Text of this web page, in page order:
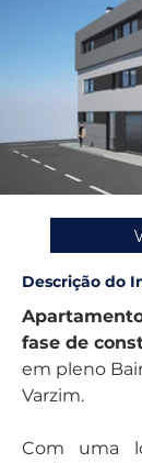
Descrição do
fase de
em pleno
Varzim.
Com uma